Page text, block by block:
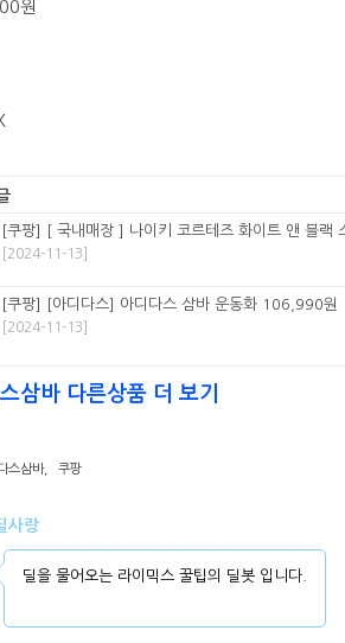
원
[쿠팡] [ 국내매장 ] 나이키 코르테즈 화이트 앤 블랙
[2024-11-13]
[쿠팡] [아디다스] 아디다스 삼바 운동화 106,990원
[2024-11-13]
삼바 다른상품 더 보기
스삼바, 쿠팡
사랑
딜을 물어오는 라이믹스 꿀팁의 딜봇 입니다.